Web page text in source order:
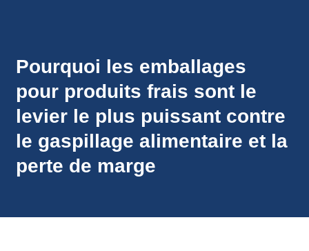
Pourquoi les emballages
pour produits frais sont le
levier le plus puissant contre
le gaspillage alimentaire et la
perte de marge